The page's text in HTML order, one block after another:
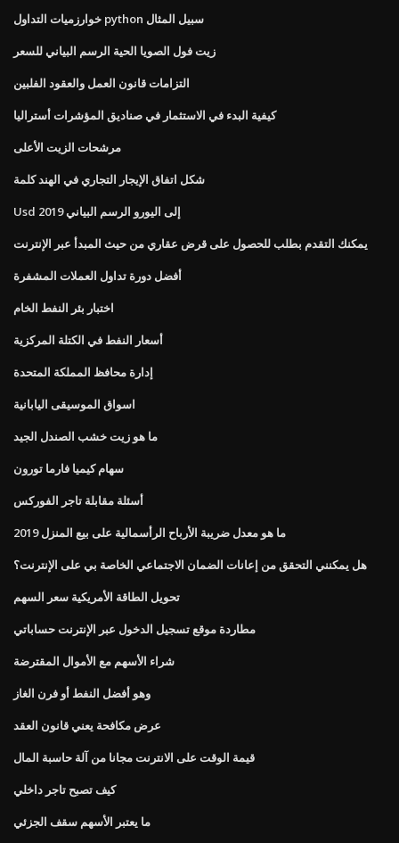
خوارزميات التداول python سبيل المثال
زيت فول الصويا الحية الرسم البياني للسعر
التزامات قانون العمل والعقود الفلبين
كيفية البدء في الاستثمار في صناديق المؤشرات أستراليا
مرشحات الزيت الأعلى
شكل اتفاق الإيجار التجاري في الهند كلمة
Usd إلى اليورو الرسم البياني 2019
يمكنك التقدم بطلب للحصول على قرض عقاري من حيث المبدأ عبر الإنترنت
أفضل دورة تداول العملات المشفرة
اختبار بئر النفط الخام
أسعار النفط في الكتلة المركزية
إدارة محافظ المملكة المتحدة
اسواق الموسيقى اليابانية
ما هو زيت خشب الصندل الجيد
سهام كيميا فارما تورون
أسئلة مقابلة تاجر الفوركس
ما هو معدل ضريبة الأرباح الرأسمالية على بيع المنزل 2019
هل يمكنني التحقق من إعانات الضمان الاجتماعي الخاصة بي على الإنترنت؟
تحويل الطاقة الأمريكية سعر السهم
مطاردة موقع تسجيل الدخول عبر الإنترنت حساباتي
شراء الأسهم مع الأموال المقترضة
وهو أفضل النفط أو فرن الغاز
عرض مكافحة يعني قانون العقد
قيمة الوقت على الانترنت مجانا من آلة حاسبة المال
كيف تصبح تاجر داخلي
ما يعتبر الأسهم سقف الجزئي